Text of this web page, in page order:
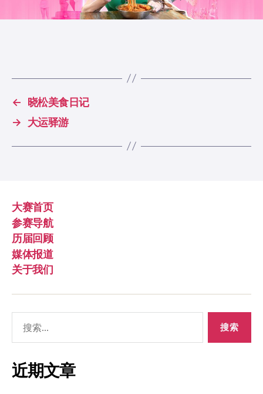
←
晓松美食日记
→
大运驿游
大赛首页
参赛导航
历届回顾
媒体报道
关于我们
索：
近期文章